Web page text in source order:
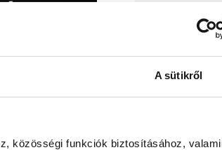
A sütikről
közösségi funkciók biztosításához,
Az
is elnyerte
súlyemelő